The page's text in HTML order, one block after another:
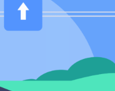
advisors externes.